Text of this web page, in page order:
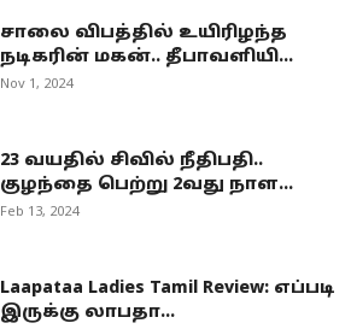
சாலை விபத்தில் உயிரிழந்த
நடிகரின் மகன்.. தீபாவளியி...
Nov 1, 2024
23 வயதில் சிவில் நீதிபதி..
குழந்தை பெற்று 2வது நாள...
Feb 13, 2024
Laapataa Ladies Tamil Review: எப்படி
இருக்கு லாபதா...